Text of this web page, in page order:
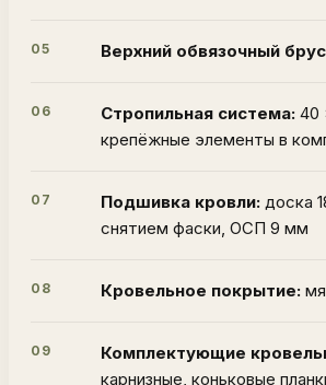
05 Верхний обвязочный
06 Стропильная система: 40
крепёжные элементы в
07 Подшивка кровли: доска
снятием фаски, ОСП 9 мм
08 Кровельное покрытие:
09 Комплектующие
карнизные, коньковые